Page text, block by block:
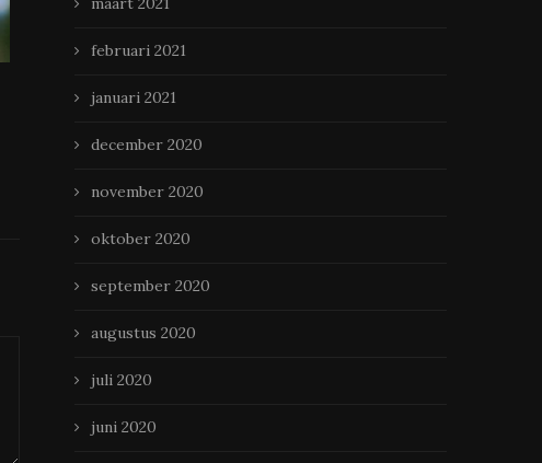
Stoer, stijlvol en op maat:
meubels met karakter
april 18, 2025
februari 2021
januari 2021
december 2020
november 2020
oktober 2020
september 2020
augustus 2020
juli 2020
juni 2020